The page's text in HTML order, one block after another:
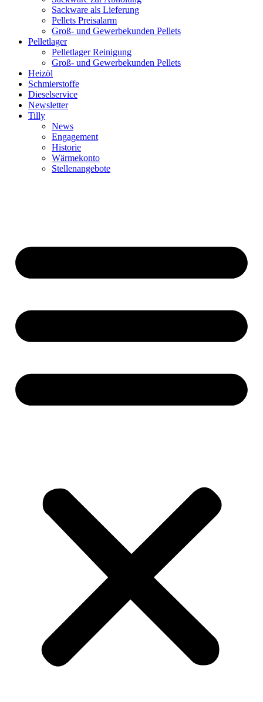
Sackware als Lieferung
Pellets Preisalarm
Groß- und Gewerbekunden Pellets
Pelletlager
Pelletlager Reinigung
Groß- und Gewerbekunden Pellets
Heizöl
Schmierstoffe
Dieselservice
Newsletter
Tilly
News
Engagement
Historie
Wärmekonto
Stellenangebote